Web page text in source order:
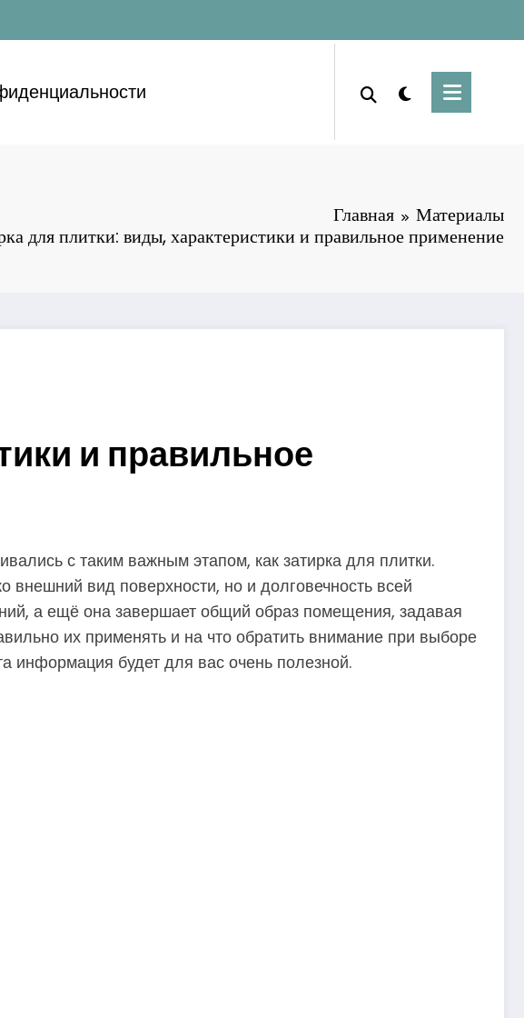
Главная
Материалы
для плитки: виды, характеристики и правильное применение
и правильное
с таким важным этапом, как затирка для плитки.
внешний вид поверхности, но и долговечность всей
а ещё она завершает общий образ помещения, задавая
их применять и на что обратить внимание при выборе
информация будет для вас очень полезной.